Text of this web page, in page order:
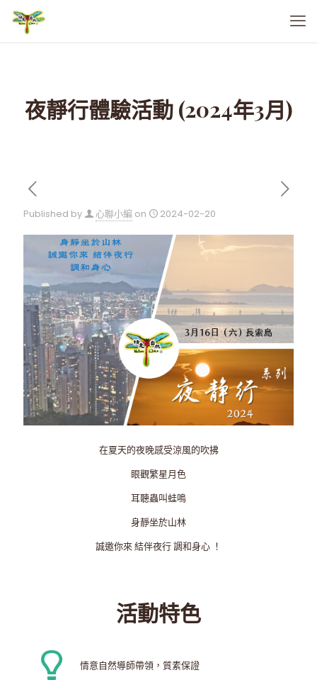
夜靜行體驗活動 (2024年3月)
Published by 心聯小編 on 2024-02-20
在夏天的夜晚感受涼風的吹拂
眼觀繁星月色
耳聽蟲叫蛙鳴
身靜坐於山林
誠邀你來 結伴夜行 調和身心 ！
活動特色
情意自然導師帶領，質素保證